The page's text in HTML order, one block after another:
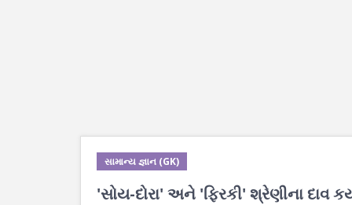
સામાન્ય જ્ઞાન (GK)
'સોય-દોરા' અને 'ફિરકી' શ્રેણીના દાવ